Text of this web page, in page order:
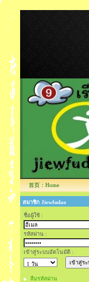
首页：Home
สมาชิก Jiewfudao
ชื่อผู้ใช้ :
รหัสผ่าน :
เข้าสู่ระบบอัตโนมัติ :
ลืมรหัสผ่าน